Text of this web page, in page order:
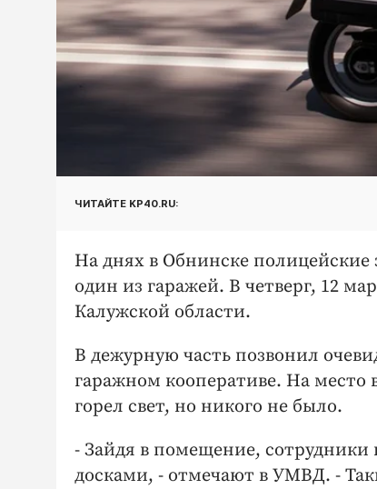
ЧИТАЙТЕ KP40.RU:
На днях в Обнинске
один из гаражей. В четверг, 12
Калужской области.
В дежурную часть позвонил
гаражном кооперативе. На место
горел свет, но никого не было.
- Зайдя в помещение,
досками, - отмечают в УМВД. -